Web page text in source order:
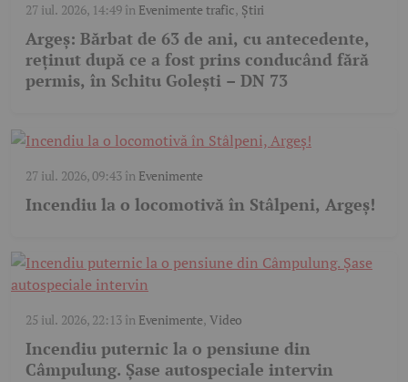
27 iul. 2026, 14:49în Evenimente trafic, Știri
Argeș: Bărbat de 63 de ani, cu antecedente,
reținut după ce a fost prins conducând fără
permis, în Schitu Golești – DN 73
27 iul. 2026, 09:43în Evenimente
Incendiu la o locomotivă în Stâlpeni, Argeș!
25 iul. 2026, 22:13în Evenimente,Video
Incendiu puternic la o pensiune din
Câmpulung. Șase autospeciale intervin